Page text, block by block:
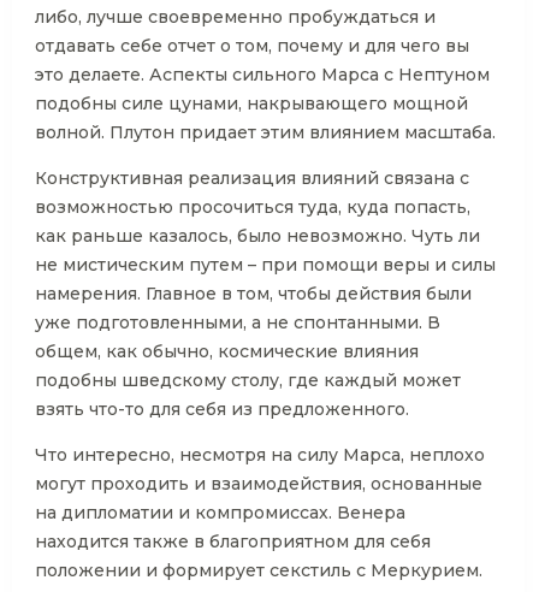
либо, лучше своевременно пробуждаться и
отдавать себе отчет о том, почему и для чего вы
это делаете. Аспекты сильного Марса с Нептуном
подобны силе цунами, накрывающего мощной
волной. Плутон придает этим влиянием масштаба.
Конструктивная реализация влияний связана с
возможностью просочиться туда, куда попасть,
как раньше казалось, было невозможно. Чуть ли
не мистическим путем – при помощи веры и силы
намерения. Главное в том, чтобы действия были
уже подготовленными, а не спонтанными. В
общем, как обычно, космические влияния
подобны шведскому столу, где каждый может
взять что-то для себя из предложенного.
Что интересно, несмотря на силу Марса, неплохо
могут проходить и взаимодействия, основанные
на дипломатии и компромиссах. Венера
находится также в благоприятном для себя
положении и формирует секстиль с Меркурием.